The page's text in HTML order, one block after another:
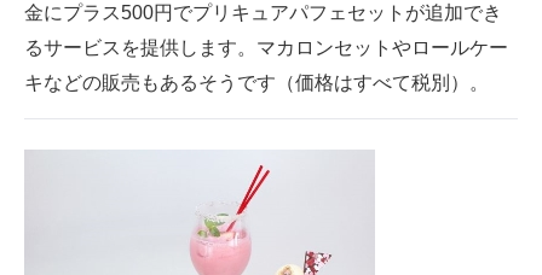
金にプラス500円でプリキュアパフェセットが追加でき
るサービスを提供します。マカロンセットやロールケー
キなどの販売もあるそうです（価格はすべて税別）。